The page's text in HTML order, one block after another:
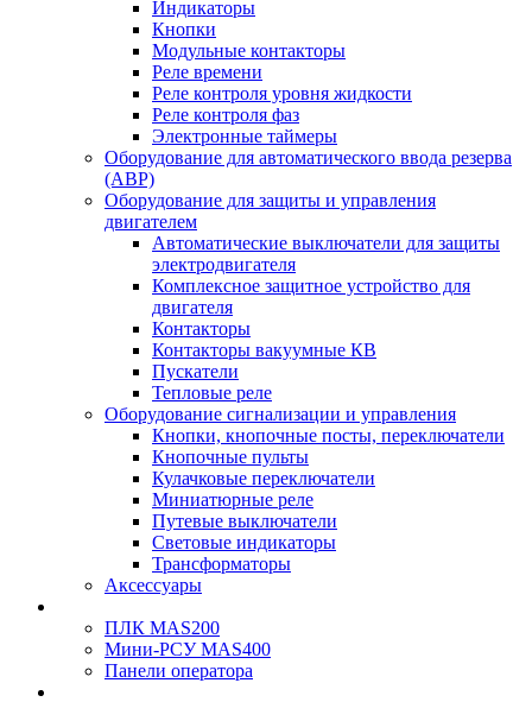
Индикаторы
Кнопки
Модульные контакторы
Реле времени
Реле контроля уровня жидкости
Реле контроля фаз
Электронные таймеры
Оборудование для автоматического ввода резерва
(АВР)
Оборудование для защиты и управления
двигателем
Автоматические выключатели для защиты
электродвигателя
Комплексное защитное устройство для
двигателя
Контакторы
Контакторы вакуумные КВ
Пускатели
Тепловые реле
Оборудование сигнализации и управления
Кнопки, кнопочные посты, переключатели
Кнопочные пульты
Кулачковые переключатели
Миниатюрные реле
Путевые выключатели
Световые индикаторы
Трансформаторы
Аксессуары
ПЛК MAS200
Мини-РСУ MAS400
Панели оператора